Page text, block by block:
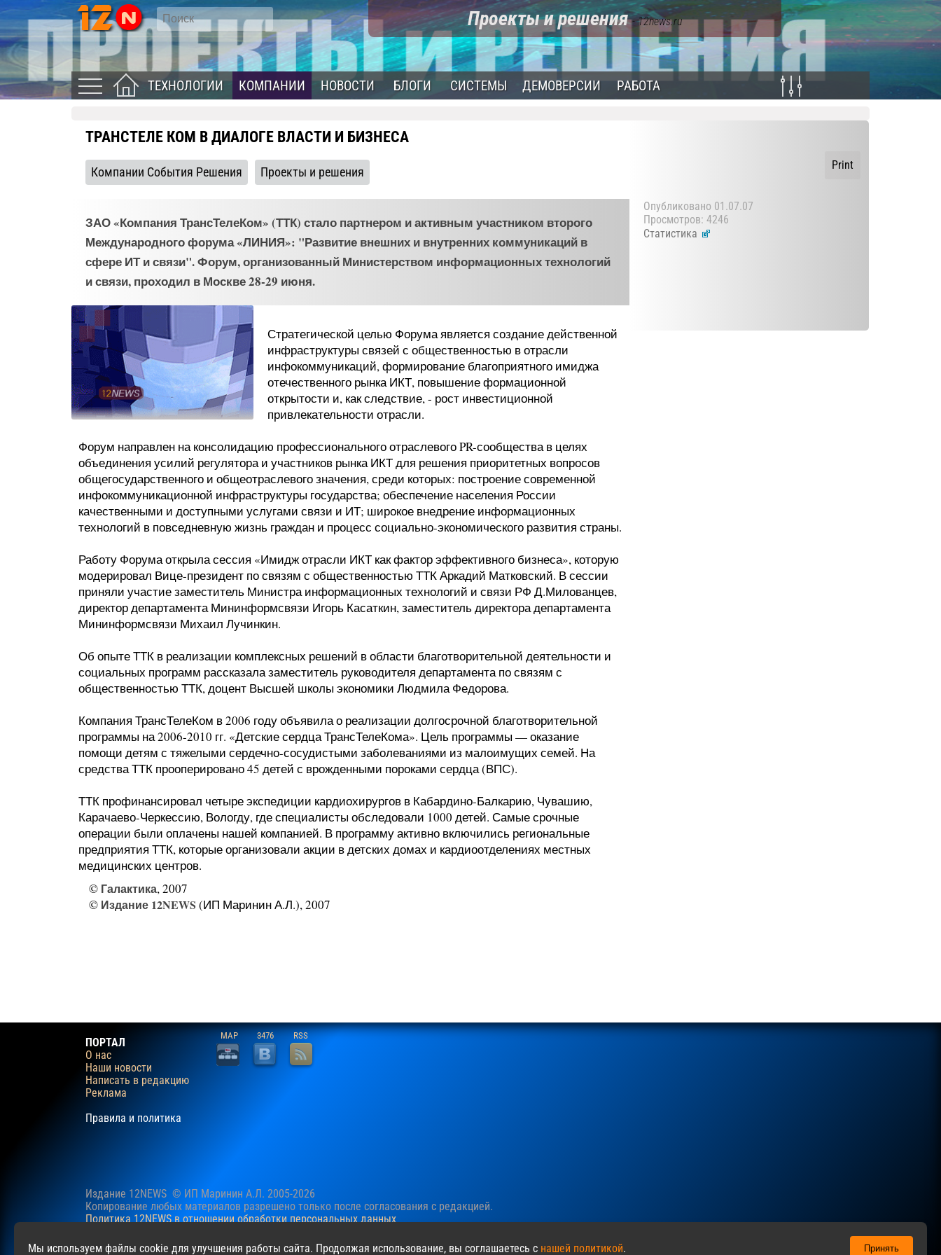
Проекты и решения- 12news.ru
ТЕХНОЛОГИИ КОМПАНИИ НОВОСТИ БЛОГИ СИСТЕМЫ ДЕМОВЕРСИИ РАБОТА
ТРАНСТЕЛЕ КОМ В ДИАЛОГЕ ВЛАСТИ И БИЗНЕСА
Компании События Решения Проекты и решения
ЗАО «Компания ТрансТелеКом» (ТТК) стало партнером и активным участником второго
Международного форума «ЛИНИЯ»: "Развитие внешних и внутренних коммуникаций в
сфере ИТ и связи". Форум, организованный Министерством информационных технологий
и связи, проходил в Москве 28-29 июня.
Стратегической целью Форума является создание действенной
инфраструктуры связей с общественностью в отрасли
инфокоммуникаций, формирование благоприятного имиджа
отечественного рынка ИКТ, повышение формационной
открытости и, как следствие, - рост инвестиционной
привлекательности отрасли.
Форум направлен на консолидацию профессионального отраслевого PR-сообщества в целях
объединения усилий регулятора и участников рынка ИКТ для решения приоритетных вопросов
общегосударственного и общеотраслевого значения, среди которых: построение современной
инфокоммуникационной инфраструктуры государства; обеспечение населения России
качественными и доступными услугами связи и ИТ; широкое внедрение информационных
технологий в повседневную жизнь граждан и процесс социально-экономического развития страны.
Работу Форума открыла сессия «Имидж отрасли ИКТ как фактор эффективного бизнеса», которую
модерировал Вице-президент по связям с общественностью ТТК Аркадий Матковский. В сессии
приняли участие заместитель Министра информационных технологий и связи РФ Д.Милованцев,
директор департамента Мининформсвязи Игорь Касаткин, заместитель директора департамента
Мининформсвязи Михаил Лучинкин.
Об опыте ТТК в реализации комплексных решений в области благотворительной деятельности и
социальных программ рассказала заместитель руководителя департамента по связям с
общественностью ТТК, доцент Высшей школы экономики Людмила Федорова.
Компания ТрансТелеКом в 2006 году объявила о реализации долгосрочной благотворительной
программы на 2006-2010 гг. «Детские сердца ТрансТелеКома». Цель программы — оказание
помощи детям с тяжелыми сердечно-сосудистыми заболеваниями из малоимущих семей. На
средства ТТК прооперировано 45 детей с врожденными пороками сердца (ВПС).
ТТК профинансировал четыре экспедиции кардиохирургов в Кабардино-Балкарию, Чувашию,
Карачаево-Черкессию, Вологду, где специалисты обследовали 1000 детей. Самые срочные
операции были оплачены нашей компанией. В программу активно включились региональные
предприятия ТТК, которые организовали акции в детских домах и кардиоотделениях местных
медицинских центров.
© Галактика, 2007
© Издание 12NEWS (ИП Маринин А.Л.), 2007
Print
Опубликовано 01.07.07
Просмотров: 4246
Статистика
ПОРТАЛ
О нас
Наши новости
Написать в редакцию
Реклама
Правила и политика
MAP 3476 RSS
Издание 12NEWS © ИП Маринин А.Л. 2005-2026
Копирование любых материалов разрешено только после согласования c редакцией.
Политика 12NEWS в отношении обработки персональных данных
в отношении
файлов cookie.
Мы используем файлы cookie для улучшения работы сайта. Продолжая использование, вы соглашаетесь с нашей политикой. Принять